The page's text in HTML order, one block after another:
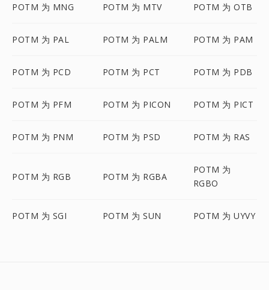
POTM 为 MNG POTM 为 MTV POTM 为 OTB
POTM 为 PAL POTM 为 PALM POTM 为 PAM
POTM 为 PCD POTM 为 PCT POTM 为 PDB
POTM 为 PFM POTM 为 PICON POTM 为 PICT
POTM 为 PNM POTM 为 PSD POTM 为 RAS
POTM 为 RGB POTM 为 RGBA
POTM 为
RGBO
POTM 为 SGI POTM 为 SUN POTM 为 UYVY